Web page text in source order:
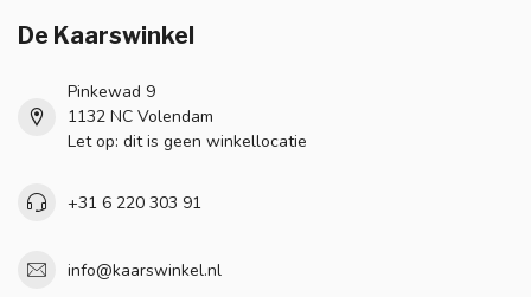
De Kaarswinkel
Pinkewad 9
1132 NC Volendam
Let op: dit is geen winkellocatie
+31 6 220 303 91
info@kaarswinkel.nl